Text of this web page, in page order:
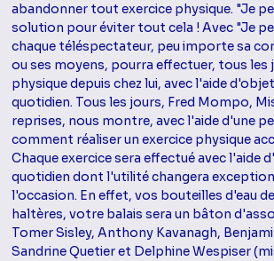
abandonner tout exercice physique. "Je
solution pour éviter tout cela ! Avec "Je
chaque téléspectateur, peu importe sa
ou ses moyens, pourra effectuer, tous les
physique depuis chez lui, avec l'aide
quotidien. Tous les jours, Fred Mompo,
reprises, nous montre, avec l'aide d'une
comment réaliser un exercice physique
Chaque exercice sera effectué avec l'aide
quotidien dont l'utilité changera
l'occasion. En effet, vos bouteilles d'eau
haltères, votre balais sera un bâton
Tomer Sisley, Anthony Kavanagh,
Sandrine Quetier et Delphine Wespiser